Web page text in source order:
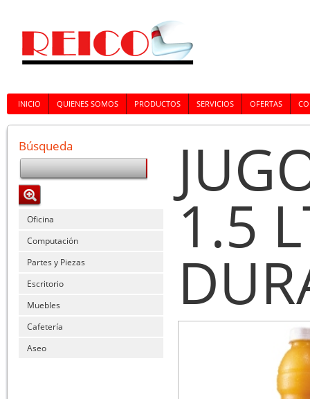
INICIO QUIENES SOMOS PRODUCTOS SERVICIOS OFERTAS
Búsqueda
Oficina
Computación
Partes y Piezas
Escritorio
Muebles
Cafetería
Aseo
1.5